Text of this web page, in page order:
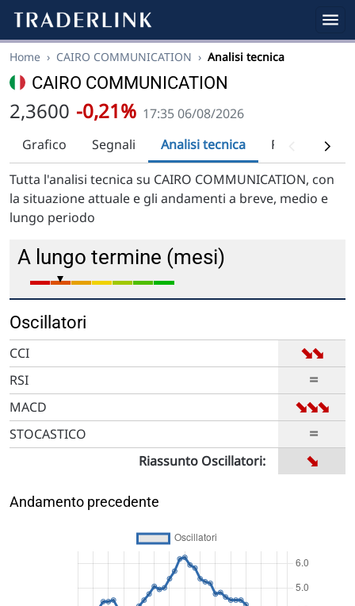
Home › CAIRO COMMUNICATION › Analisi tecnica
CAIRO COMMUNICATION
2,3600 -0,21% 17:35 06/08/2026
Grafico
Segnali Analisi tecnica
Tutta l'analisi tecnica su CAIRO COMMUNICATION, con
la situazione attuale e gli andamenti a breve, medio e
lungo periodo
A lungo termine (mesi)
Oscillatori
CCI ➡
➡
RSI =
MACD ➡
➡
➡
STOCASTICO =
Riassunto Oscillatori: ➡
Andamento precedente